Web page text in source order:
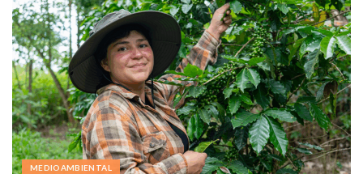
MEDIOAMBIENTAL